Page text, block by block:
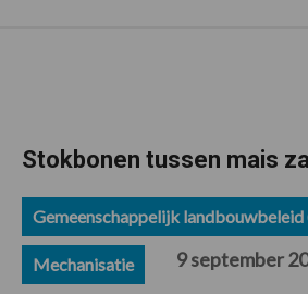
Stokbonen tussen mais
Gemeenschappelijk landbouwbeleid
Mechanisatie 9 september